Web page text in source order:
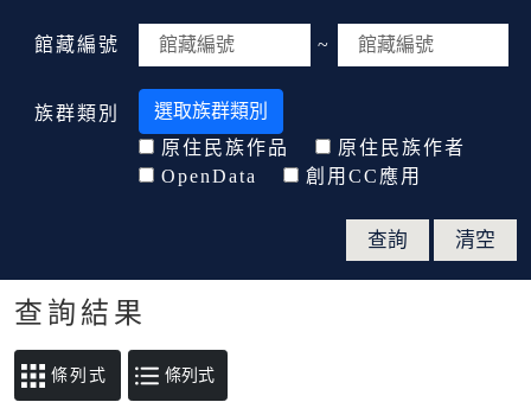
館藏編號 ~
族群類別
選取族群類別
原住民族作品
原住民族作者
OpenData
創用CC應用
查詢結果
條列式